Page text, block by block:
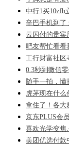
中行1买10zfb
辛巴手机到了
云闪付的贵宾
吧友帮忙看看
工行财富社区
0.3秒到微信
随手一拍，
虎茅现在什么
拿住了！各大
京东PLUS会
喜欢光学变焦
美团优选付款